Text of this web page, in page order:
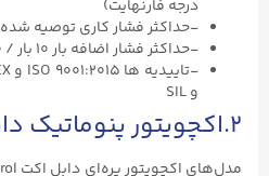
درجه فارنهایت)
-حداکثر فشار کاری توصیه شده ۷ بار / ۱۰۰ psi
-حداکثر فشار اضافه بار ۱۰ بار / ۱۵۰ psi
و SIL
۲.اکچویتور پنوماتیک دابل اکت کینترول